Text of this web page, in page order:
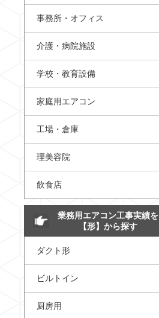
事務所・オフィス
介護・病院施設
学校・教育設備
家庭用エアコン
工場・倉庫
理美容院
飲食店
業務用エアコン工事実績を
【形】から探す
ダクト形
ビルトイン
厨房用